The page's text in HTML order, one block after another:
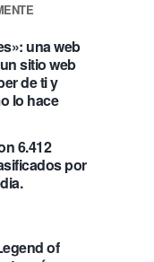
una web
sitio web
de ti y
lo hace
6.412
por
of